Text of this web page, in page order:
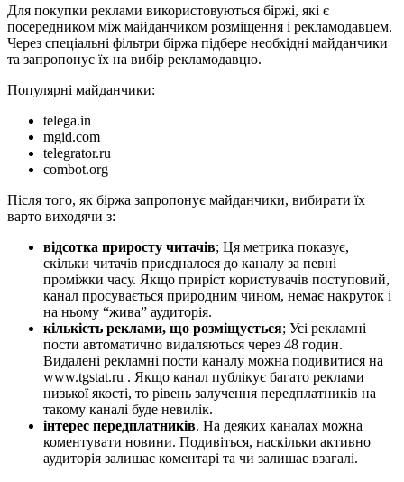
Для покупки реклами використовуються біржі, які є
посередником між майданчиком розміщення і рекламодавцем.
Через спеціальні фільтри біржа підбере необхідні майданчики
та запропонує їх на вибір рекламодавцю.
Популярні майданчики:
telega.in
mgid.com
telegrator.ru
combot.org
Після того, як біржа запропонує майданчики, вибирати їх
варто виходячи з:
відсотка приросту читачів; Ця метрика показує,
скільки читачів приєдналося до каналу за певні
проміжки часу. Якщо приріст користувачів поступовий,
канал просувається природним чином, немає накруток і
на ньому “жива” аудиторія.
кількість реклами, що розміщується; Усі рекламні
пости автоматично видаляються через 48 годин.
Видалені рекламні пости каналу можна подивитися на
www.tgstat.ru . Якщо канал публікує багато реклами
низької якості, то рівень залучення передплатників на
такому каналі буде невилік.
інтерес передплатників. На деяких каналах можна
коментувати новини. Подивіться, наскільки активно
аудиторія залишає коментарі та чи залишає взагалі.